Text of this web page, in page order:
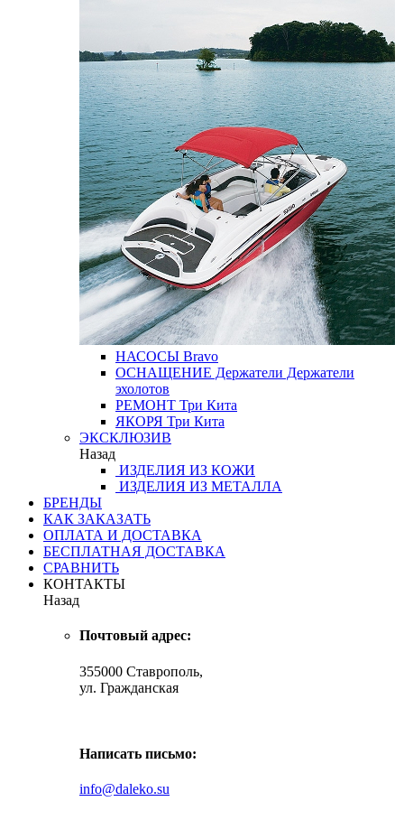
НАСОСЫ Bravo
ОСНАЩЕНИЕ Держатели Держатели
эхолотов
РЕМОНТ Три Кита
ЯКОРЯ Три Кита
ЭКСКЛЮЗИВ
Назад
ИЗДЕЛИЯ ИЗ КОЖИ
ИЗДЕЛИЯ ИЗ МЕТАЛЛА
БРЕНДЫ
КАК ЗАКАЗАТЬ
ОПЛАТА И ДОСТАВКА
БЕСПЛАТНАЯ ДОСТАВКА
СРАВНИТЬ
КОНТАКТЫ
Назад
Почтовый адрес:
355000 Ставрополь,
ул. Гражданская
Написать письмо:
info@daleko.su